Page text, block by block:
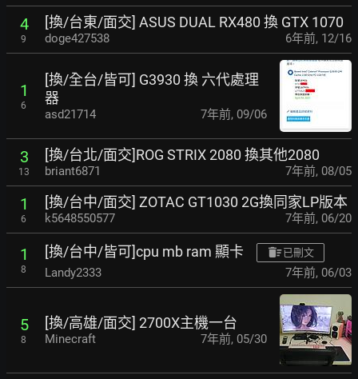
4
9
[換/台東/面交] ASUS DUAL RX480 換 GTX 1070
doge427538 6年前, 12/16
1
6
[換/全台/皆可] G3930 換 六代處理
器
asd21714 7年前, 09/06
3
13
[換/台北/面交]ROG STRIX 2080 換其他2080
briant6871 7年前, 08/05
1
6
[換/台中/面交] ZOTAC GT1030 2G換同家LP版本
k5648550577 7年前, 06/20
1
8
[換/台中/皆可]cpu mb ram 顯卡 已刪文
Landy2333 7年前, 06/03
5
8
[換/高雄/面交] 2700X主機一台
Minecraft 7年前, 05/30